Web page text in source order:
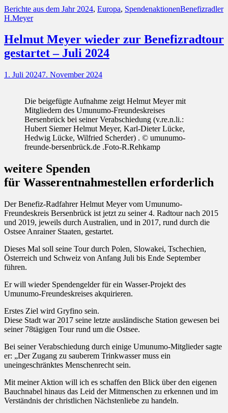
Kategorien
Berichte aus dem Jahr 2024, Europa, SpendenaktionenSchlagworte
Benefizradler
H.Meyer
Helmut Meyer wieder zur Benefizradtour
gestartet – Juli 2024
Posted
1. Juli 20247. November 2024
Die beigefügte Aufnahme zeigt Helmut Meyer mit
Mitgliedern des Umunumo-Freundeskreises
Bersenbrück bei seiner Verabschiedung (v.re.n.li.:
Hubert Siemer Helmut Meyer, Karl-Dieter Lücke,
Hedwig Lücke, Wilfried Scherder) . © umunumo-
freunde-bersenbrück.de .Foto-R.Rehkamp
weitere Spenden
für Wasserentnahmestellen erforderlich
Der Benefiz-Radfahrer Helmut Meyer vom Umunumo-
Freundeskreis Bersenbrück ist jetzt zu seiner 4. Radtour nach 2015
und 2019, jeweils durch Australien, und in 2017, rund durch die
Ostsee Anrainer Staaten, gestartet.
Dieses Mal soll seine Tour durch Polen, Slowakei, Tschechien,
Österreich und Schweiz von Anfang Juli bis Ende September
führen.
Er will wieder Spendengelder für ein Wasser-Projekt des
Umunumo-Freundeskreises akquirieren.
Erstes Ziel wird Gryfino sein.
Diese Stadt war 2017 seine letzte ausländische Station gewesen bei
seiner 78tägigen Tour rund um die Ostsee.
Bei seiner Verabschiedung durch einige Umunumo-Mitglieder sagte
er: „Der Zugang zu sauberem Trinkwasser muss ein
uneingeschränktes Menschenrecht sein.
Mit meiner Aktion will ich es schaffen den Blick über den eigenen
Bauchnabel hinaus das Leid der Mitmenschen zu erkennen und im
Verständnis der christlichen Nächstenliebe zu handeln.